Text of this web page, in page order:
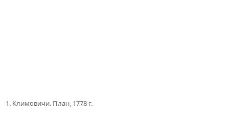
1. Климовичи. План, 1778 г.